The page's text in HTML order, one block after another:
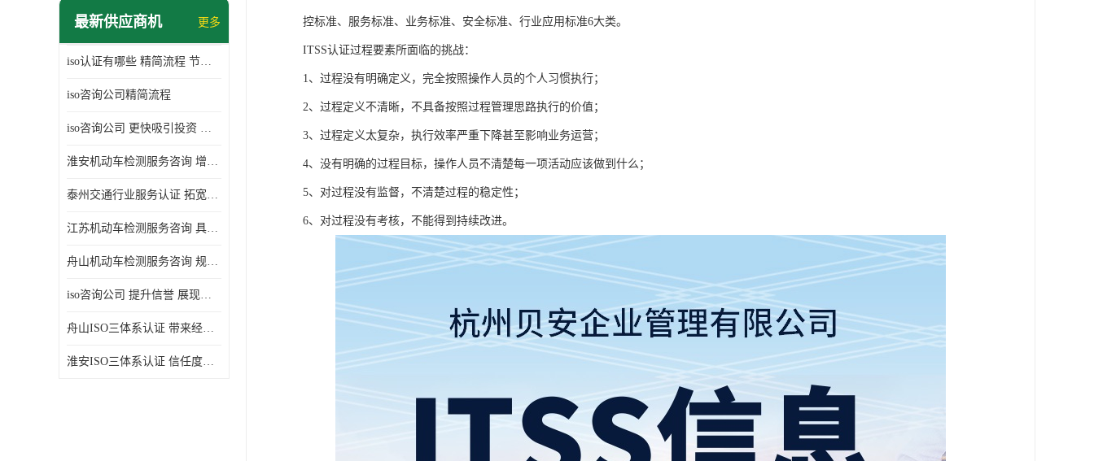
最新供应商机 更多
iso认证有哪些 精简流程 节省企业运营成本
iso咨询公司精简流程
iso咨询公司 更快吸引投资 节省企业运营成本
淮安机动车检测服务咨询 增加竞争力 可获得更多业务机会
泰州交通行业服务认证 拓宽可业务范围 提高客户对企业满意度
江苏机动车检测服务咨询 具有社会效益 是企业综合实力的体现
舟山机动车检测服务咨询 规范管理技术 具备市场竞争能力
iso咨询公司 提升信誉 展现企业文化
舟山ISO三体系认证 带来经济效益 带来可以信赖的良好印象
淮安ISO三体系认证 信任度增加 具备市场竞争能力
控标准、服务标准、业务标准、安全标准、行业应用标准6大类。
ITSS认证过程要素所面临的挑战：
1、过程没有明确定义，完全按照操作人员的个人习惯执行；
2、过程定义不清晰，不具备按照过程管理思路执行的价值；
3、过程定义太复杂，执行效率严重下降甚至影响业务运营；
4、没有明确的过程目标，操作人员不清楚每一项活动应该做到什么；
5、对过程没有监督，不清楚过程的稳定性；
6、对过程没有考核，不能得到持续改进。